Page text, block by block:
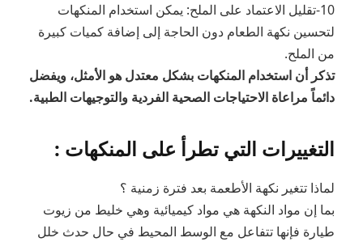
10-تقليل الاعتماد على الملح: يمكن استخدام المنكهات
لتحسين نكهة الطعام دون الحاجة إلى إضافة كميات كبيرة
من الملح.
تذكر أن استخدام المنكهات بشكل معتدل هو الأمثل، ويفضل
دائماً مراعاة الاحتياجات الصحية الفردية والتوجيهات الطبية.
التغييرات التي تطرأ على المنكهات :
لماذا تتغير نكهة الأطعمة بعد فترة زمنية ؟
بما إن مواد النكهة هي مواد كيميائية وهي خليط من زيوت
طيارة فإنها تتفاعل مع الوسط المحيط في حال حدث خلل